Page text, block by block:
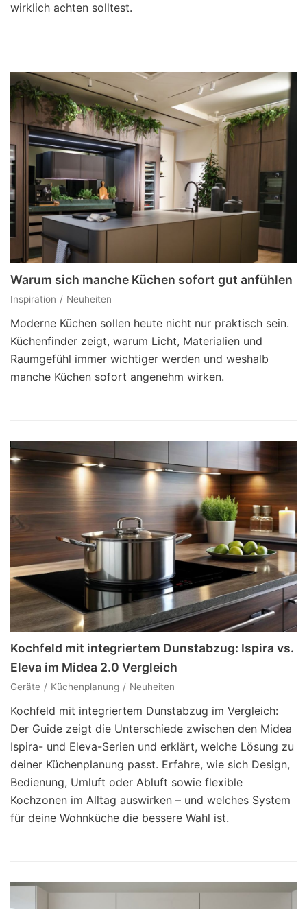
wirklich achten solltest.
Warum sich manche Küchen sofort gut anfühlen
Inspiration Neuheiten
Moderne Küchen sollen heute nicht nur praktisch sein.
Küchenfinder zeigt, warum Licht, Materialien und
Raumgefühl immer wichtiger werden und weshalb
manche Küchen sofort angenehm wirken.
Kochfeld mit integriertem Dunstabzug: Ispira vs.
Eleva im Midea 2.0 Vergleich
Geräte Küchenplanung Neuheiten
Kochfeld mit integriertem Dunstabzug im Vergleich:
Der Guide zeigt die Unterschiede zwischen den Midea
Ispira- und Eleva-Serien und erklärt, welche Lösung zu
deiner Küchenplanung passt. Erfahre, wie sich Design,
Bedienung, Umluft oder Abluft sowie flexible
Kochzonen im Alltag auswirken – und welches System
für deine Wohnküche die bessere Wahl ist.